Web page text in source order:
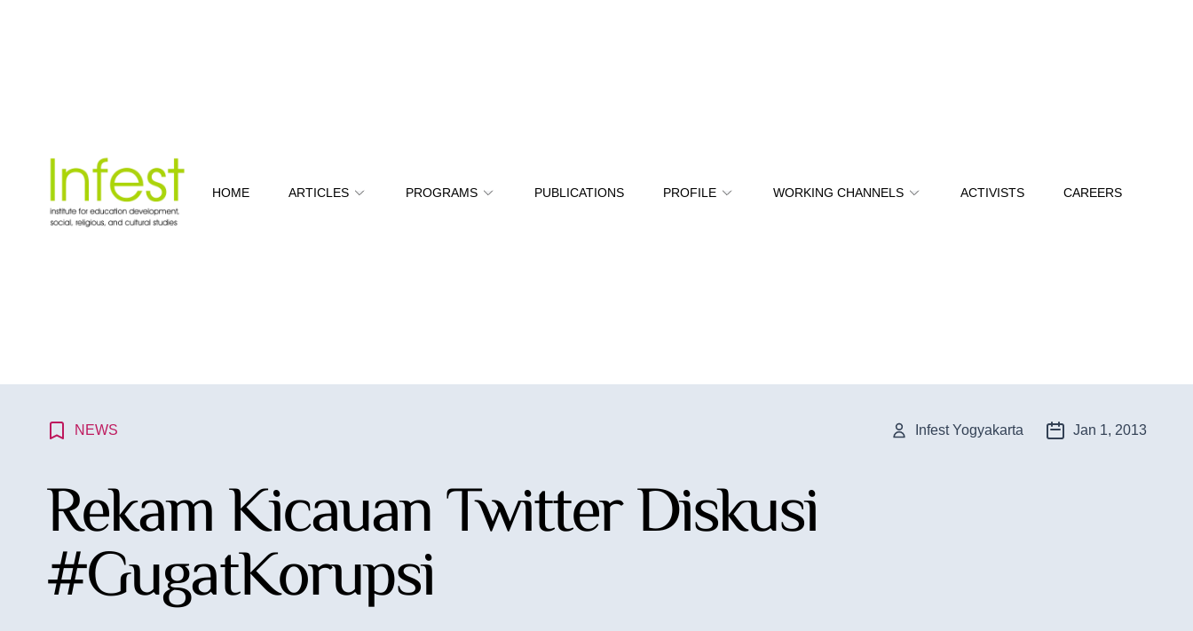
HOME ARTICLES PROGRAMS PUBLICATIONS PROFILE WORKING CHANNELS ACTIVISTS CAREERS
NEWS Infest Yogyakarta Jan 1, 2013
Rekam Kicauan Twitter Diskusi
#GugatKorupsi